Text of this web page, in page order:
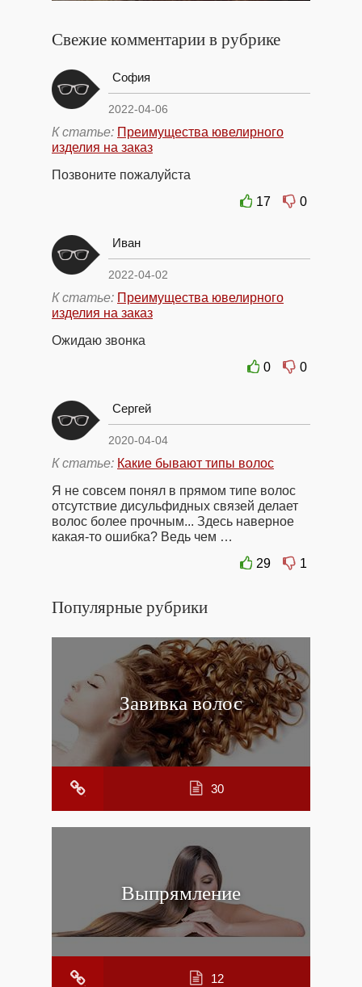
Свежие комментарии в рубрике
София
2022-04-06
К статье: Преимущества ювелирного
изделия на заказ
Позвоните пожалуйста
17
0
Иван
2022-04-02
К статье: Преимущества ювелирного
изделия на заказ
Ожидаю звонка
0
0
Сергей
2020-04-04
К статье: Какие бывают типы волос
Я не совсем понял в прямом типе волос
отсутствие дисульфидных связей делает
волос более прочным... Здесь наверное
какая-то ошибка? Ведь чем …
29
1
Популярные рубрики
Завивка волос
30
Выпрямление
12